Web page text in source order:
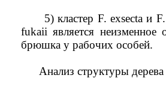
5) кластер F. exsecta и F.
fukaii является неизменное
брюшка у рабочих особей.
Анализ структуры